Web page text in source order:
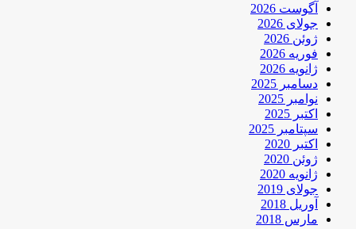
آگوست 2026
جولای 2026
ژوئن 2026
فوریه 2026
ژانویه 2026
دسامبر 2025
نوامبر 2025
اکتبر 2025
سپتامبر 2025
اکتبر 2020
ژوئن 2020
ژانویه 2020
جولای 2019
آوریل 2018
مارس 2018